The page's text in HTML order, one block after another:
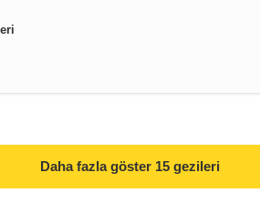
Daha fazla göster 15 gezileri